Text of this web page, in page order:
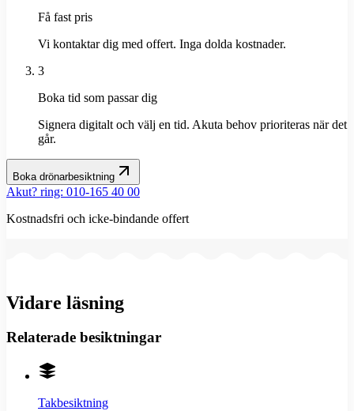
Få fast pris
Vi kontaktar dig med offert. Inga dolda kostnader.
3
Boka tid som passar dig
Signera digitalt och välj en tid. Akuta behov prioriteras när det
går.
Boka drönarbesiktning
Akut? ring: 010-165 40 00
Kostnadsfri och icke-bindande offert
Vidare läsning
Relaterade besiktningar
Takbesiktning